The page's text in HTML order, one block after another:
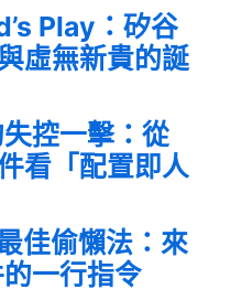
Play：矽谷
虛無新貴的誕
控一擊：從
看「配置即人
佳偷懶法：來
一行指令